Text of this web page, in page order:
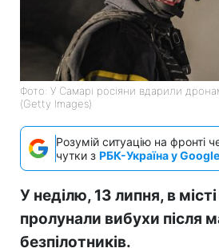
Фото: У Самарі росіяни вдарили
(Getty Images)
Розумій ситуацію на фронті
чутки з РБК-Україна у Google
У неділю, 13 липня, в
пролунали вибухи після
безпілотників.